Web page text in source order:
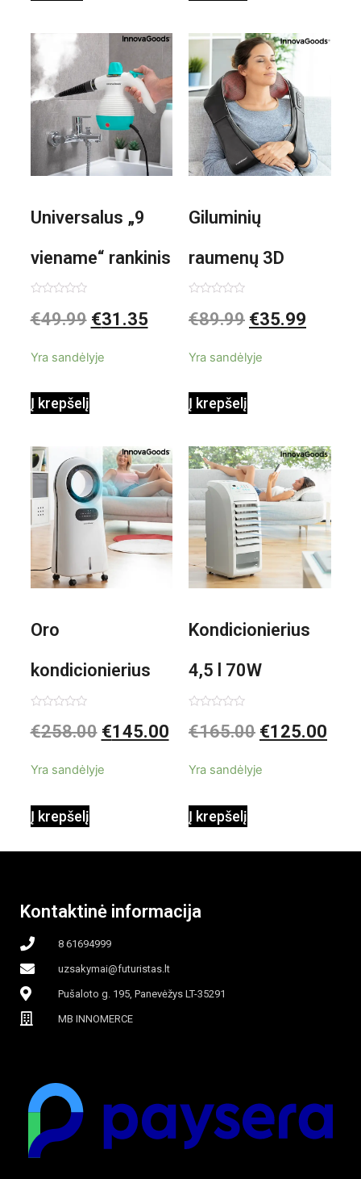
Universalus „9
viename“ rankinis
garintuvas su
0,35 L 3 Bar
1000W
0
iš
€49.99 €31.35
Yra sandėlyje
Į krepšelį
Giluminių
raumenų 3D
elektrinis
Shiatsu
0
iš
€89.99 €35.99
Yra sandėlyje
Į krepšelį
Oro
kondicionierius
Evareer
garinamasis,
apšvietimas
0
iš
€258.00 €145.00
Yra sandėlyje
Į krepšelį
Kondicionierius
4,5 l 70W
nešiojamas,
0
iš
€165.00 €125.00
Yra sandėlyje
Į krepšelį
Kontaktinė informacija
8 61694999
uzsakymai@futuristas.lt
Pušaloto g. 195, Panevėžys LT-35291
MB INNOMERCE